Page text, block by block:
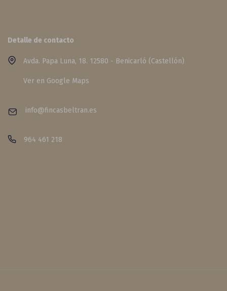
Detalle de contacto
Avda. Papa Luna, 18. 12580 - Benicarló (Castellón)
Ver en Google Maps
info@fincasbeltran.es
964 461 218